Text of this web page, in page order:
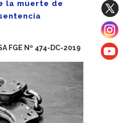
la muerte de
FGE Nº 474-DC-2019